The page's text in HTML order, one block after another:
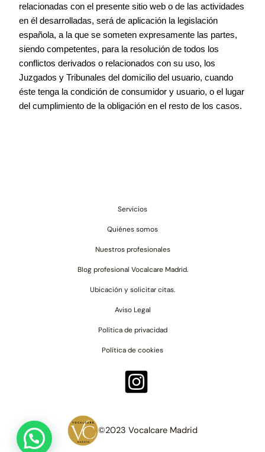
relacionadas con el presente sitio web o de las actividades
en él desarrolladas, será de aplicación la legislación
española, a la que se someten expresamente las partes,
siendo competentes, para la resolución de todos los
conflictos derivados o relacionados con su uso, los
Juzgados y Tribunales del domicilio del usuario, cuando
éste tenga la condición de consumidor y usuario, o el lugar
del cumplimiento de la obligación en el resto de los casos.
Servicios
Quiénes somos
Nuestros profesionales
Blog profesional Vocalcare Madrid.
Ubicación y solicitar citas.
Aviso Legal
Política de privacidad
Política de cookies
©2023 Vocalcare Madrid